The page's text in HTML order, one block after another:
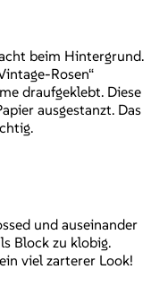
beim Hintergrund.
Rosen“
draufgeklebt. Diese
ausgestanzt. Das
und auseinander
Block zu klobig.
viel zarterer Look!